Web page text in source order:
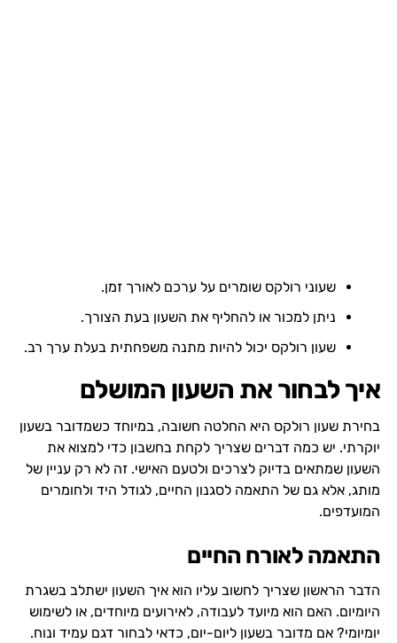
שעוני רולקס שומרים על ערכם לאורך זמן.
ניתן למכור או להחליף את השעון בעת הצורך.
שעון רולקס יכול להיות מתנה משפחתית בעלת ערך רב.
איך לבחור את השעון המושלם
בחירת שעון רולקס היא החלטה חשובה, במיוחד כשמדובר בשעון
יוקרתי. יש כמה דברים שצריך לקחת בחשבון כדי למצוא את
השעון שמתאים בדיוק לצרכים ולטעם האישי. זה לא רק עניין של
מותג, אלא גם של התאמה לסגנון החיים, לגודל היד ולחומרים
המועדפים.
התאמה לאורח החיים
הדבר הראשון שצריך לחשוב עליו הוא איך השעון ישתלב בשגרת
היומיום. האם הוא מיועד לעבודה, לאירועים מיוחדים, או לשימוש
יומיומי? אם מדובר בשעון ליום-יום, כדאי לבחור דגם עמיד ונוח.